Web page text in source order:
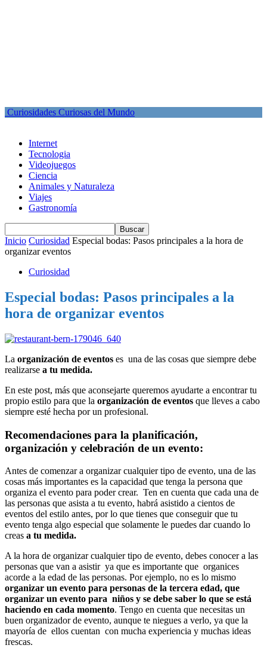
Curiosidades Curiosas del Mundo
Internet
Tecnologia
Videojuegos
Ciencia
Animales y Naturaleza
Viajes
Gastronomía
Inicio Curiosidad Especial bodas: Pasos principales a la hora de
organizar eventos
Curiosidad
Especial bodas: Pasos principales a la
hora de organizar eventos
La organización de eventos es una de las cosas que siempre debe
realizarse a tu medida.
En este post, más que aconsejarte queremos ayudarte a encontrar tu
propio estilo para que la organización de eventos que lleves a cabo
siempre esté hecha por un profesional.
Recomendaciones para la planificación,
organización y celebración de un evento:
Antes de comenzar a organizar cualquier tipo de evento, una de las
cosas más importantes es la capacidad que tenga la persona que
organiza el evento para poder crear. Ten en cuenta que cada una de
las personas que asista a tu evento, habrá asistido a cientos de
eventos del estilo antes, por lo que tienes que conseguir que tu
evento tenga algo especial que solamente le puedes dar cuando lo
creas a tu medida.
A la hora de organizar cualquier tipo de evento, debes conocer a las
personas que van a asistir ya que es importante que organices
acorde a la edad de las personas. Por ejemplo, no es lo mismo
organizar un evento para personas de la tercera edad, que
organizar un evento para niños y se debe saber lo que se está
haciendo en cada momento. Tengo en cuenta que necesitas un
buen organizador de evento, aunque te niegues a verlo, ya que la
mayoría de ellos cuentan con mucha experiencia y muchas ideas
frescas.